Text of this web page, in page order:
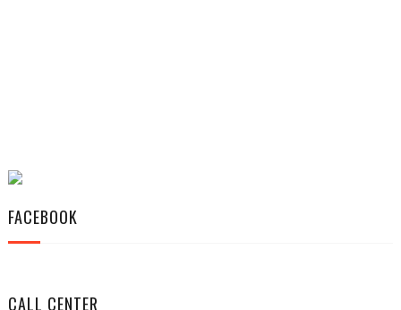
FACEBOOK
CALL CENTER